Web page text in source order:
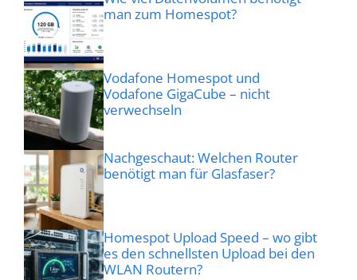
man zum Homespot?
Vodafone Homespot und
Vodafone GigaCube – nicht
verwechseln
Nachgeschaut: Welchen Router
benötigt man für Glasfaser?
Homespot Upload Speed – wo gibt
es den schnellsten Upload bei den
WLAN Routern?